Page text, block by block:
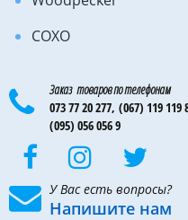
COXO
Заказ товаров по телефонам
073 77 20 277, (067) 119 119
(095) 056 056 9
У Вас есть вопросы?
Напишите нам